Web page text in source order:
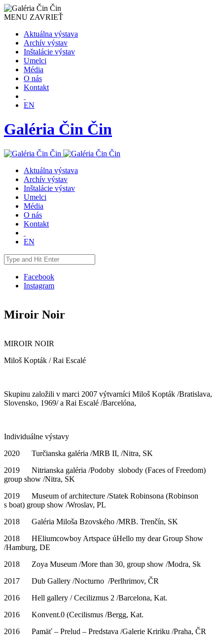
MENU ZAVRIEŤ
Aktuálna výstava
Archív výstav
Inštalácie výstav
Umelci
Média
O nás
Kontakt
EN
Galéria Čin Čin
Aktuálna výstava
Archív výstav
Inštalácie výstav
Umelci
Média
O nás
Kontakt
EN
Facebook
Instagram
Miroir Noir
MIROIR NOIR
Miloš Kopták / Rai Escalé
Skupinu založili v marci 2007 výtvarníci Miloš Kopták /Bratislava,
Slovensko, 1969/ a Rai Escalé /Barcelóna,
Individuálne výstavy
2020 Turčianska galéria /MRB II, /Nitra, SK
2019 Nitrianska galéria /Podoby slobody (Faces of Freedom)
group show /Nitra, SK
2019 Museum of architecture /Statek Robinsona (Robinson
s boat) group show /Wroslav, PL
2018 Galéria Miloša Bzovského /MRB. Trenčín, SK
2018 HEliumcowboy Artspace úHello my dear Group Show
/Hamburg, DE
2018 Zoya Museum /More than 30, group show /Modra, Sk
2017 Dub Gallery /Nocturno /Perlhrimov, ČR
2016 Hell gallery / Cecilizmus 2 /Barcelona, Kat.
2016 Konvent.0 (Cecilismus /Bergg, Kat.
2016 Pamäť – Prelud – Predstava /Galerie Kririku /Praha, ČR